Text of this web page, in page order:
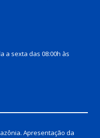
a sexta das 08:00h às
Apresentação da